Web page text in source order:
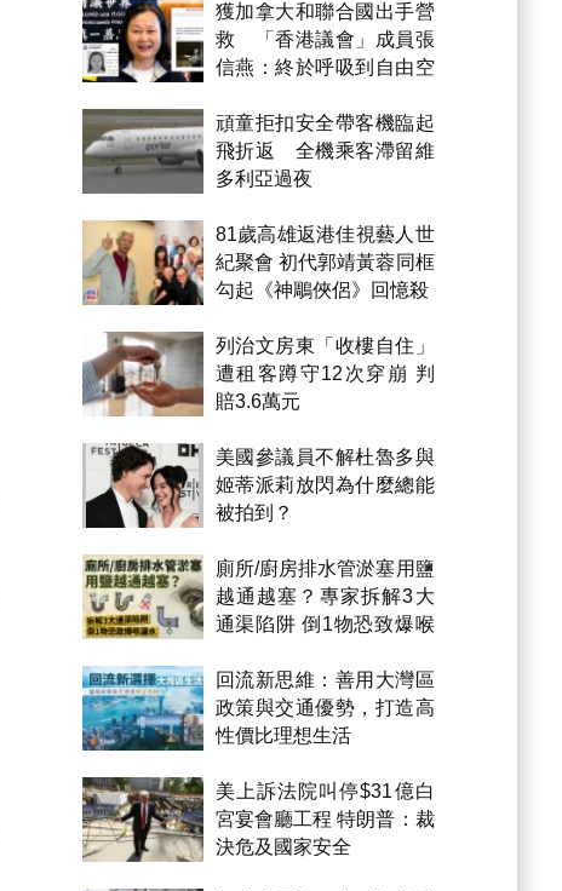
獲加拿大和聯合國出手營
救 「香港議會」成員張
信燕：終於呼吸到自由空
頑童拒扣安全帶客機臨起
飛折返 全機乘客滯留維
多利亞過夜
81歲高雄返港佳視藝人世
紀聚會 初代郭靖黃蓉同框
勾起《神鵰俠侶》回憶殺
列治文房東「收樓自住」
遭租客蹲守12次穿崩 判
賠3.6萬元
美國參議員不解杜魯多與
姬蒂派莉放閃為什麼總能
被拍到？
廁所/廚房排水管淤塞用鹽
越通越塞？專家拆解3大
通渠陷阱 倒1物恐致爆喉
回流新思維：善用大灣區
政策與交通優勢，打造高
性價比理想生活
美上訴法院叫停$31億白
宮宴會廳工程 特朗普：裁
決危及國家安全